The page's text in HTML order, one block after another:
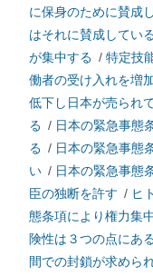
に保身のために賛成
はそれに賛成してい
が集中する / 特定技
働者の受け入れを増
低下し日本が売られ
る / 日本の緊急事態
る / 日本の緊急事態
い / 日本の緊急事態
臣の独断を許す / ヒ
態条項により権力集
険性は３つの点にあ
間での封鎖が求めら